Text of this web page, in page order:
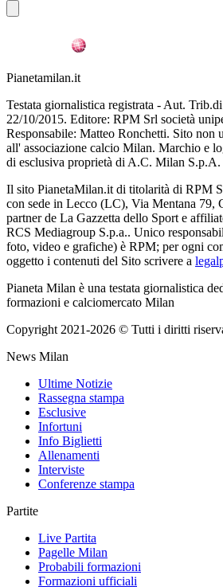
Pianetamilan.it
Testata giornalistica registrata - Aut.
22/10/2015. Editore: RPM Srl società
Responsabile: Matteo Ronchetti. Sito non
all' associazione calcio Milan. Marchio e
di esclusiva proprietà di A.C. Milan S.p.A.
Il sito PianetaMilan.it di titolarità di RPM
con sede in Lecco (LC), Via Mentana 79,
partner de La Gazzetta dello Sport e
RCS Mediagroup S.p.a.. Unico
foto, video e grafiche) è RPM; per ogni
oggetto i contenuti del Sito scrivere a
Pianeta Milan è una testata giornalistica
formazioni e calciomercato Milan
Copyright 2021-2026 © Tutti i diritti
News Milan
Ultime Notizie
Rassegna stampa
Esclusive
Infortuni
Info Biglietti
Allenamenti
Interviste
Conferenze stampa
Partite
Live Partita
Pagelle Milan
Probabili formazioni
Formazioni ufficiali